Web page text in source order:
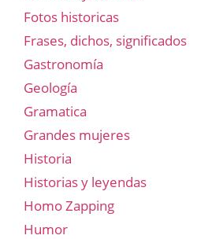
Fotos historicas
Frases, dichos, significados
Gastronomía
Geología
Gramatica
Grandes mujeres
Historia
Historias y leyendas
Homo Zapping
Humor